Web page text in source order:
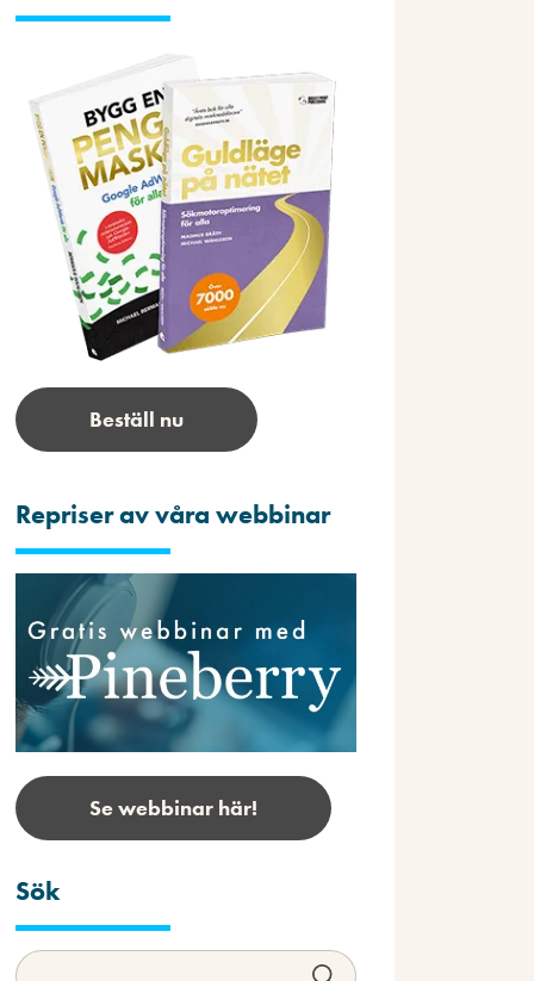
Beställ nu
Repriser av våra webbinar
Se webbinar här!
Sök